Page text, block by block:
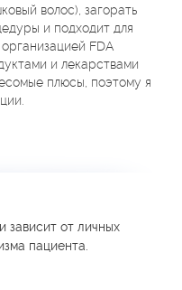
волос), загорать
и подходит для
FDA
и лекарствами
плюсы, поэтому я
зависит от личных
пациента.